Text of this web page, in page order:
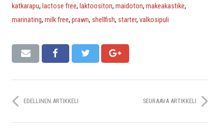
katkarapu, lactose free, laktoositon, maidoton, makeakastike,
marinating, milk free, prawn, shellfish, starter, valkosipuli
EDELLINEN ARTIKKELI SEURAAVA ARTIKKELI